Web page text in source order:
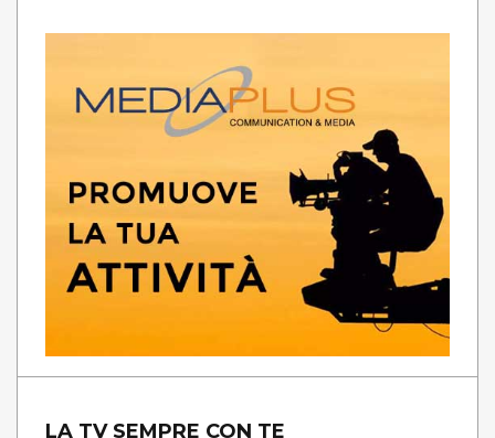
LA TV SEMPRE CON TE